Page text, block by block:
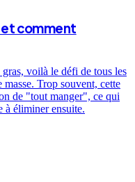
et comment
voilà le défi de tous les
Trop souvent, cette
de "tout manger", ce qui
à éliminer ensuite.